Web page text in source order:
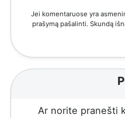
Jei komentaruose yra
prašymą pašalinti. Skundą
Ar norite pranešti